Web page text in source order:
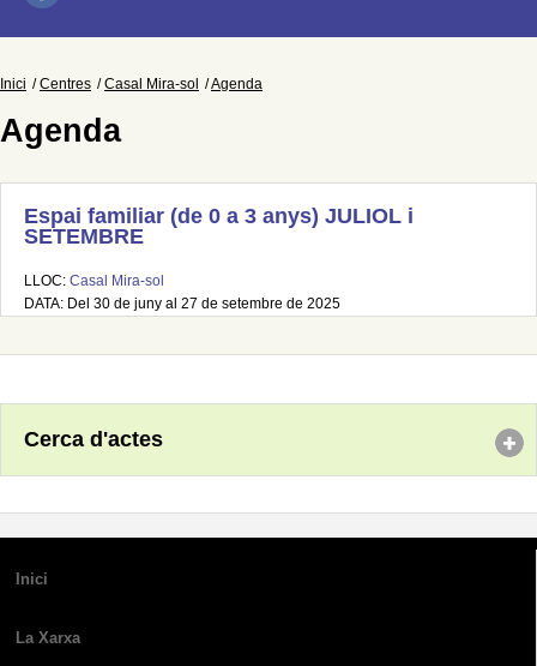
Inici Centres Casal Mira-sol Agenda
Agenda
Espai familiar (de 0 a 3 anys) JULIOL i
SETEMBRE
LLOC: Casal Mira-sol
DATA: Del 30 de juny al 27 de setembre de 2025
Cerca d'actes
Inici
La Xarxa